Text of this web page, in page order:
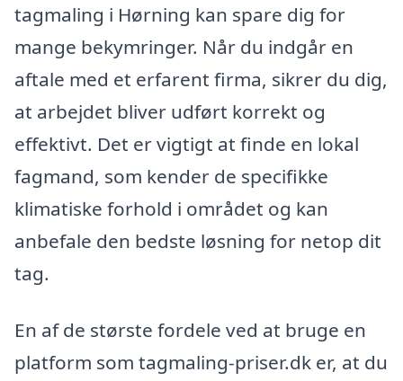
tagmaling i Hørning kan spare dig for
mange bekymringer. Når du indgår en
aftale med et erfarent firma, sikrer du dig,
at arbejdet bliver udført korrekt og
effektivt. Det er vigtigt at finde en lokal
fagmand, som kender de specifikke
klimatiske forhold i området og kan
anbefale den bedste løsning for netop dit
tag.
En af de største fordele ved at bruge en
platform som tagmaling-priser.dk er, at du